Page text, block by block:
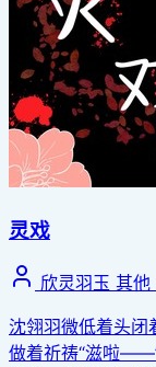
灵戏
欣灵羽玉 其他
沈翎羽微低着头闭
做着祈祷“滋啦